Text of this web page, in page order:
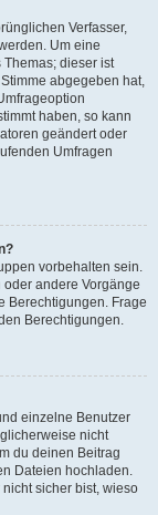
Verfasser,
Um eine
dieser ist
abgegeben hat,
haben, so kann
geändert oder
Umfragen
vorbehalten sein.
andere Vorgänge
Berechtigungen. Frage
Berechtigungen.
einzelne Benutzer
nicht
du deinen Beitrag
Dateien hochladen.
sicher bist, wieso